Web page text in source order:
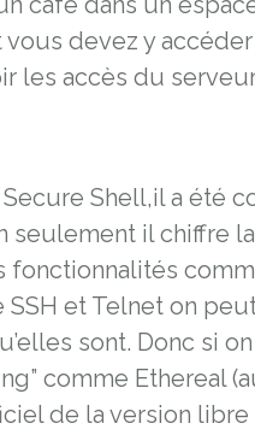
devez y
les accès du
Secure Shell,il a
seulement il
fonctionnalités
et Telnet on
sont. Donc si
comme Ethereal
de la version